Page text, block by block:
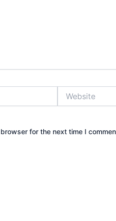
for the next time I